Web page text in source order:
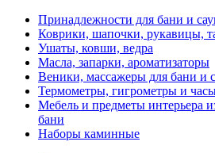
Принадлежности для бани и
Коврики, шапочки, рукавицы,
Ушаты, ковши, ведра
Масла, запарки, ароматизаторы
Веники, массажеры для бани и
Термометры, гигрометры и
Мебель и предметы интерьера
бани
Наборы каминные